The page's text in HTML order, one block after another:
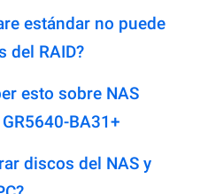
estándar no puede
del RAID?
esto sobre NAS
BA31+
discos del NAS y